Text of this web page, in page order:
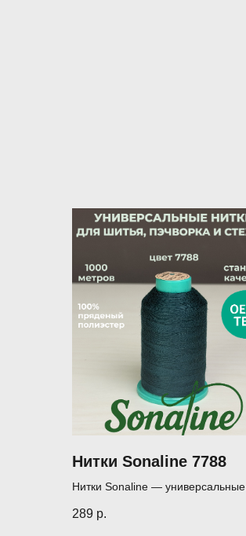
Нитки Sonaline 7788
Нитки Sonaline — универсальные
(1000 м)
289 р.